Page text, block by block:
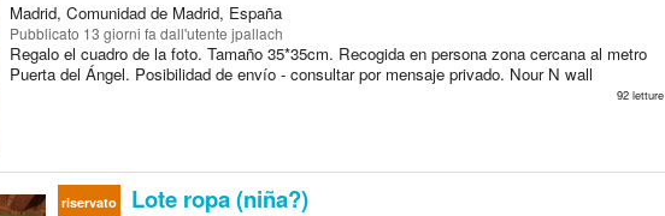
Madrid, Comunidad de Madrid, España
Pubblicato 13 giorni fa dall'utente jpallach
Regalo el cuadro de la foto. Tamaño 35*35cm. Recogida en persona zona cercana al metro
Puerta del Ángel. Posibilidad de envío - consultar por mensaje privado. Nour N wall
92 letture
riservato Lote ropa (niña?)